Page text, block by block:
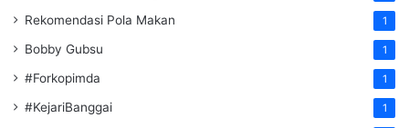
Rekomendasi Pola Makan 1
Bobby Gubsu 1
#Forkopimda 1
#KejariBanggai 1